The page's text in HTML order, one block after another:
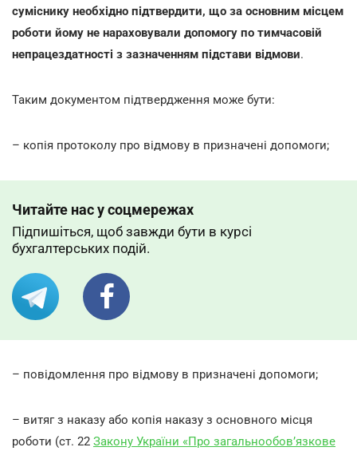
суміснику необхідно підтвердити, що за основним місцем
роботи йому не нараховували допомогу по тимчасовій
непрацездатності з зазначенням підстави відмови.
Таким документом підтвердження може бути:
– копія протоколу про відмову в призначені допомоги;
Читайте нас у соцмережах
Підпишіться, щоб завжди бути в курсі
бухгалтерських подій.
– повідомлення про відмову в призначені допомоги;
– витяг з наказу або копія наказу з основного місця
роботи (ст. 22 Закону України «Про загальнообов’язкове